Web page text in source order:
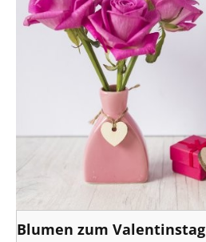
Blumen zum Valentinstag